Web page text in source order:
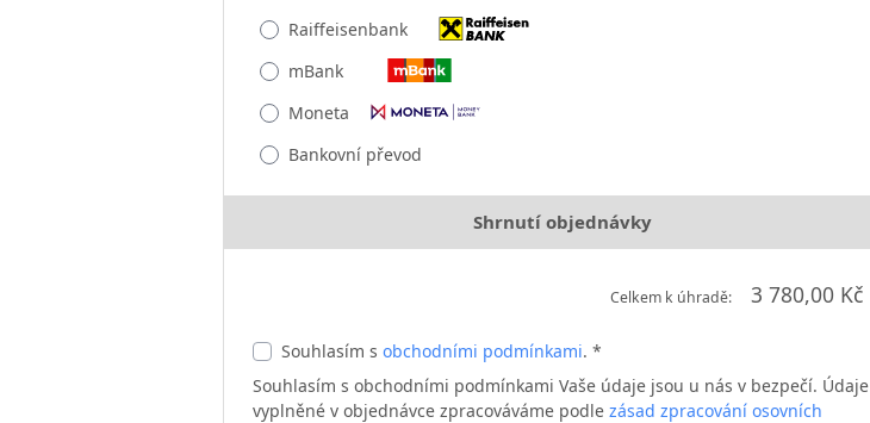
Raiffeisenbank
mBank
Moneta
Bankovní převod
Shrnutí objednávky
Celkem k úhradě: 3 780,00 Kč
Souhlasím s obchodními podmínkami. *
Souhlasím s obchodními podmínkami Vaše údaje jsou u nás v bezpečí. Údaje
vyplněné v objednávce zpracováváme podle zásad zpracování osovních